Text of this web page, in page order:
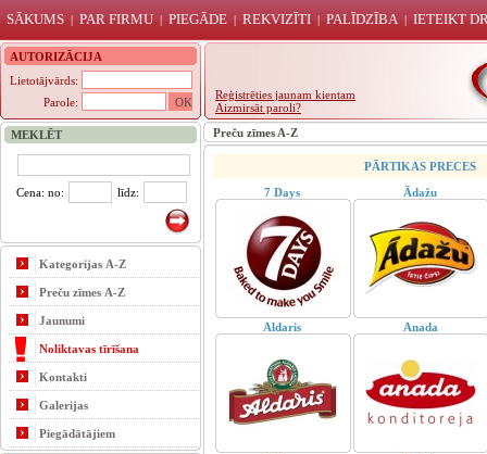
SĀKUMS | PAR FIRMU| PIEGĀDE | REKVIZĪTI | PALĪDZĪBA | IETEIKT
AUTORIZĀCIJA
Lietotājvārds:
Parole:
Reģistrēties jaunam kientam
Aizmirsāt paroli?
MEKLĒT
Cena: no: līdz:
Kategorijas A-Z
Preču zīmes A-Z
Jaunumi
Noliktavas tīrīšana
Kontakti
Galerijas
Piegādātājiem
Preču zīmes A-Z
PĀRTIKAS PRECES
7 Days
Ādažu
Aldaris Anada